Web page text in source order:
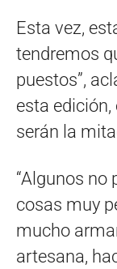
Esta vez,
tendremos
puestos”,
esta edición,
serán la
“Algunos no
cosas muy
mucho
artesana,